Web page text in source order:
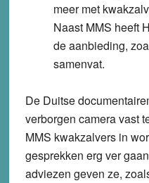
meer met
Naast MMS heeft
de aanbieding,
samenvat.
De Duitse
verborgen camera vast
MMS kwakzalvers in
gesprekken erg ver
adviezen geven ze,